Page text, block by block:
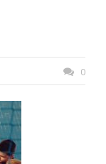
0